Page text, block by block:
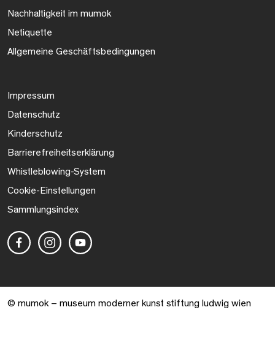
Nachhaltigkeit im mumok
Netiquette
Allgemeine Geschäftsbedingungen
Impressum
Datenschutz
Kinderschutz
Barrierefreiheitserklärung
Whistleblowing-System
Cookie-Einstellungen
Sammlungsindex
© mumok – museum moderner kunst stiftung ludwig wien